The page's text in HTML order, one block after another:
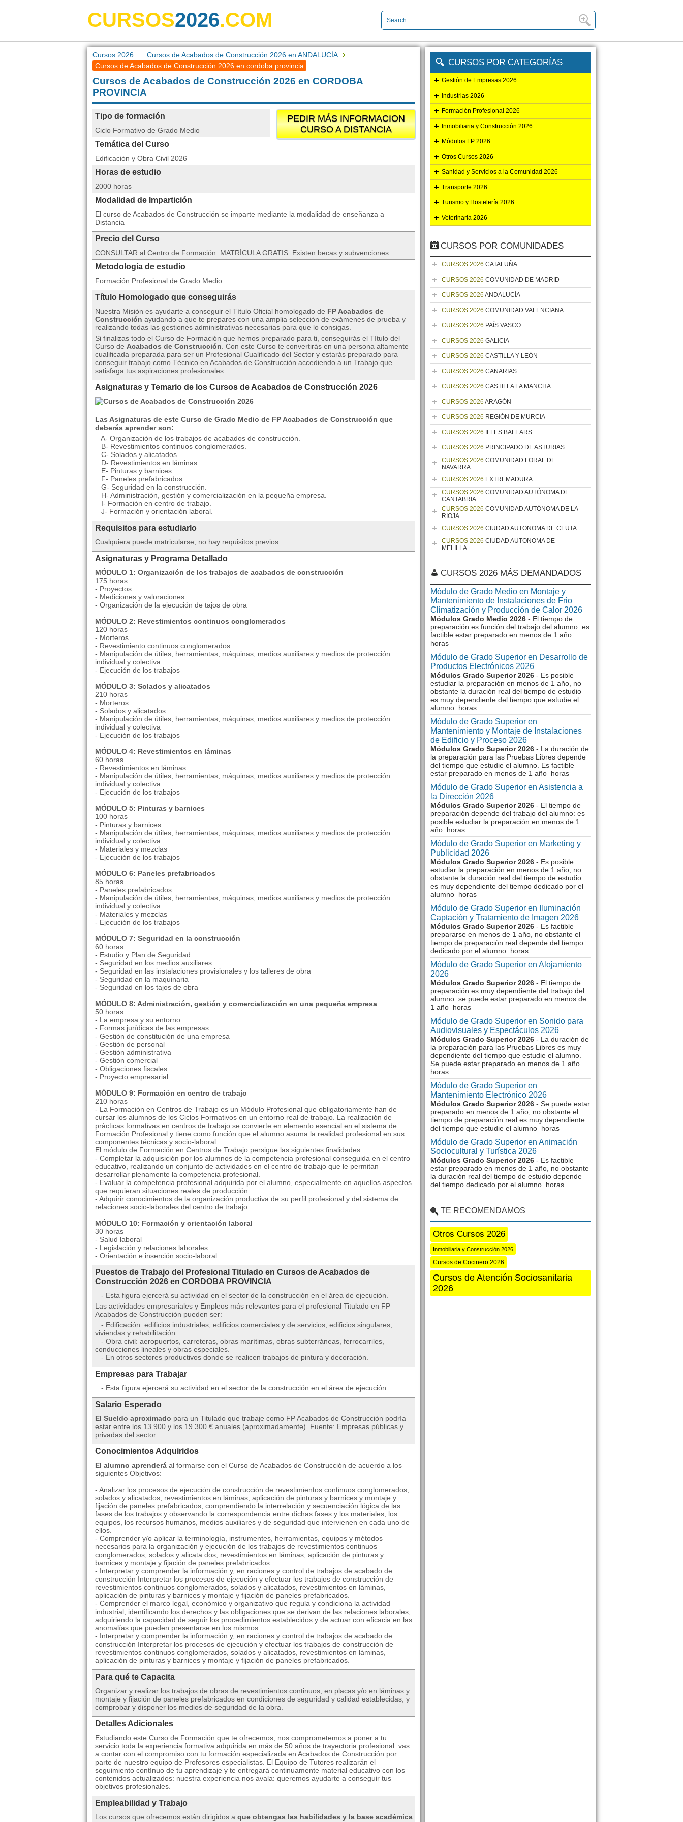
CURSOS2026.COM
Cursos 2026
Cursos de Acabados de Construcción 2026 en ANDALUCÍA
Cursos de Acabados de Construcción 2026 en cordoba provincia
Cursos de Acabados de Construcción 2026 en CORDOBA
PROVINCIA
PEDIR MÁS INFORMACION
CURSO A DISTANCIA
Tipo de formación
Ciclo Formativo de Grado Medio
Temática del Curso
Edificación y Obra Civil 2026
Horas de estudio
2000 horas
Modalidad de Impartición
El curso de Acabados de Construcción se imparte mediante la modalidad de enseñanza a
Distancia
Precio del Curso
CONSULTAR al Centro de Formación: MATRÍCULA GRATIS. Existen becas y subvenciones
Metodología de estudio
Formación Profesional de Grado Medio
Título Homologado que conseguirás
Nuestra Misión es ayudarte a conseguir el Título Oficial homologado de FP Acabados de
Construcción ayudando a que te prepares con una amplia selección de exámenes de prueba y
realizando todas las gestiones administrativas necesarias para que lo consigas.
Si finalizas todo el Curso de Formación que hemos preparado para ti, conseguirás el Título del
Curso de Acabados de Construcción . Con este Curso te convertirás en una persona altamente
cualificada preparada para ser un Profesional Cualificado del Sector y estarás preparado para
conseguir trabajo como Técnico en Acabados de Construcción accediendo a un Trabajo que
satisfaga tus aspiraciones profesionales.
Asignaturas y Temario de los Cursos de Acabados de Construcción 2026
Las Asignaturas de este Curso de Grado Medio de FP Acabados de Construcción que
deberás aprender son:
A- Organización de los trabajos de acabados de construcción.
B- Revestimientos continuos conglomerados.
C- Solados y alicatados.
D- Revestimientos en láminas.
E- Pinturas y barnices.
F- Paneles prefabricados.
G- Seguridad en la construcción.
H- Administración, gestión y comercialización en la pequeña empresa.
I- Formación en centro de trabajo.
J- Formación y orientación laboral.
Requisitos para estudiarlo
Cualquiera puede matricularse, no hay requisitos previos
Asignaturas y Programa Detallado
MÓDULO 1: Organización de los trabajos de acabados de construcción
175 horas
- Proyectos
- Mediciones y valoraciones
- Organización de la ejecución de tajos de obra
MÓDULO 2: Revestimientos continuos conglomerados
120 horas
- Morteros
- Revestimiento continuos conglomerados
- Manipulación de útiles, herramientas, máquinas, medios auxiliares y medios de protección
individual y colectiva
- Ejecución de los trabajos
MÓDULO 3: Solados y alicatados
210 horas
- Morteros
- Solados y alicatados
- Manipulación de útiles, herramientas, máquinas, medios auxiliares y medios de protección
individual y colectiva
- Ejecución de los trabajos
MÓDULO 4: Revestimientos en láminas
60 horas
- Revestimientos en láminas
- Manipulación de útiles, herramientas, máquinas, medios auxiliares y medios de protección
individual y colectiva
- Ejecución de los trabajos
MÓDULO 5: Pinturas y barnices
100 horas
- Pinturas y barnices
- Manipulación de útiles, herramientas, máquinas, medios auxiliares y medios de protección
individual y colectiva
- Materiales y mezclas
- Ejecución de los trabajos
MÓDULO 6: Paneles prefabricados
85 horas
- Paneles prefabricados
- Manipulación de útiles, herramientas, máquinas, medios auxiliares y medios de protección
individual y colectiva
- Materiales y mezclas
- Ejecución de los trabajos
MÓDULO 7: Seguridad en la construcción
60 horas
- Estudio y Plan de Seguridad
- Seguridad en los medios auxiliares
- Seguridad en las instalaciones provisionales y los talleres de obra
- Seguridad en la maquinaria
- Seguridad en los tajos de obra
MÓDULO 8: Administración, gestión y comercialización en una pequeña empresa
50 horas
- La empresa y su entorno
- Formas jurídicas de las empresas
- Gestión de constitución de una empresa
- Gestión de personal
- Gestión administrativa
- Gestión comercial
- Obligaciones fiscales
- Proyecto empresarial
MÓDULO 9: Formación en centro de trabajo
210 horas
- La Formación en Centros de Trabajo es un Módulo Profesional que obligatoriamente han de
cursar los alumnos de los Ciclos Formativos en un entorno real de trabajo. La realización de
prácticas formativas en centros de trabajo se convierte en elemento esencial en el sistema de
Formación Profesional y tiene como función que el alumno asuma la realidad profesional en sus
componentes técnicas y socio-laboral.
El módulo de Formación en Centros de Trabajo persigue las siguientes finalidades:
- Completar la adquisición por los alumnos de la competencia profesional conseguida en el centro
educativo, realizando un conjunto de actividades en el centro de trabajo que le permitan
desarrollar plenamente la competencia profesional.
- Evaluar la competencia profesional adquirida por el alumno, especialmente en aquellos aspectos
que requieran situaciones reales de producción.
- Adquirir conocimientos de la organización productiva de su perfil profesional y del sistema de
relaciones socio-laborales del centro de trabajo.
MÓDULO 10: Formación y orientación laboral
30 horas
- Salud laboral
- Legislación y relaciones laborales
- Orientación e inserción socio-laboral
Puestos de Trabajo del Profesional Titulado en Cursos de Acabados de
Construcción 2026 en CORDOBA PROVINCIA
- Esta figura ejercerá su actividad en el sector de la construcción en el área de ejecución.
Las actividades empresariales y Empleos más relevantes para el profesional Titulado en FP
Acabados de Construcción pueden ser:
- Edificación: edificios industriales, edificios comerciales y de servicios, edificios singulares,
viviendas y rehabilitación.
- Obra civil: aeropuertos, carreteras, obras marítimas, obras subterráneas, ferrocarriles,
conducciones lineales y obras especiales.
- En otros sectores productivos donde se realicen trabajos de pintura y decoración.
Empresas para Trabajar
- Esta figura ejercerá su actividad en el sector de la construcción en el área de ejecución.
Salario Esperado
El Sueldo aproximado para un Titulado que trabaje como FP Acabados de Construcción podría
estar entre los 13.900 y los 19.300 € anuales (aproximadamente). Fuente: Empresas públicas y
privadas del sector.
Conocimientos Adquiridos
El alumno aprenderá al formarse con el Curso de Acabados de Construcción de acuerdo a los
siguientes Objetivos:
- Analizar los procesos de ejecución de construcción de revestimientos continuos conglomerados,
solados y alicatados, revestimientos en láminas, aplicación de pinturas y barnices y montaje y
fijación de paneles prefabricados, comprendiendo la interrelación y secuenciación lógica de las
fases de los trabajos y observando la correspondencia entre dichas fases y los materiales, los
equipos, los recursos humanos, medios auxiliares y de seguridad que intervienen en cada uno de
ellos.
- Comprender y/o aplicar la terminología, instrumentes, herramientas, equipos y métodos
necesarios para la organización y ejecución de los trabajos de revestimientos continuos
conglomerados, solados y alicata dos, revestimientos en láminas, aplicación de pinturas y
barnices y montaje y fijación de paneles prefabricados.
- Interpretar y comprender la información y, en raciones y control de trabajos de acabado de
construcción Interpretar los procesos de ejecución y efectuar los trabajos de construcción de
revestimientos continuos conglomerados, solados y alicatados, revestimientos en láminas,
aplicación de pinturas y barnices y montaje y fijación de paneles prefabricados.
- Comprender el marco legal, económico y organizativo que regula y condiciona la actividad
industrial, identificando los derechos y las obligaciones que se derivan de las relaciones laborales,
adquiriendo la capacidad de seguir los procedimientos establecidos y de actuar con eficacia en las
anomalías que pueden presentarse en los mismos.
- Interpretar y comprender la información y, en raciones y control de trabajos de acabado de
construcción Interpretar los procesos de ejecución y efectuar los trabajos de construcción de
revestimientos continuos conglomerados, solados y alicatados, revestimientos en láminas,
aplicación de pinturas y barnices y montaje y fijación de paneles prefabricados.
Para qué te Capacita
Organizar y realizar los trabajos de obras de revestimientos continuos, en placas y/o en láminas y
montaje y fijación de paneles prefabricados en condiciones de seguridad y calidad establecidas, y
comprobar y disponer los medios de seguridad de la obra.
Detalles Adicionales
Estudiando este Curso de Formación que te ofrecemos, nos comprometemos a poner a tu
servicio toda la experiencia formativa adquirida en más de 50 años de trayectoria profesional: vas
a contar con el compromiso con tu formación especializada en Acabados de Construcción por
parte de nuestro equipo de Profesores especialistas. El Equipo de Tutores realizarán el
seguimiento contínuo de tu aprendizaje y te entregará continuamente material educativo con los
contenidos actualizados: nuestra experiencia nos avala: queremos ayudarte a conseguir tus
objetivos profesionales.
Empleabilidad y Trabajo
Los cursos que ofrecemos están dirigidos a que obtengas las habilidades y la base académica
CURSOS POR CATEGORÍAS
Gestión de Empresas 2026
Industrias 2026
Formación Profesional 2026
Inmobiliaria y Construcción 2026
Módulos FP 2026
Otros Cursos 2026
Sanidad y Servicios a la Comunidad 2026
Transporte 2026
Turismo y Hostelería 2026
Veterinaria 2026
CURSOS POR COMUNIDADES
CURSOS 2026 CATALUÑA
CURSOS 2026 COMUNIDAD DE MADRID
CURSOS 2026 ANDALUCÍA
CURSOS 2026 COMUNIDAD VALENCIANA
CURSOS 2026 PAÍS VASCO
CURSOS 2026 GALICIA
CURSOS 2026 CASTILLA Y LEÓN
CURSOS 2026 CANARIAS
CURSOS 2026 CASTILLA LA MANCHA
CURSOS 2026 ARAGÓN
CURSOS 2026 REGIÓN DE MURCIA
CURSOS 2026 ILLES BALEARS
CURSOS 2026 PRINCIPADO DE ASTURIAS
CURSOS 2026 COMUNIDAD FORAL DE
NAVARRA
CURSOS 2026 EXTREMADURA
CURSOS 2026 COMUNIDAD AUTÓNOMA DE
CANTABRIA
CURSOS 2026 COMUNIDAD AUTÓNOMA DE LA
RIOJA
CURSOS 2026 CIUDAD AUTONOMA DE CEUTA
CURSOS 2026 CIUDAD AUTONOMA DE
MELILLA
CURSOS 2026 MÁS DEMANDADOS
Módulo de Grado Medio en Montaje y
Mantenimiento de Instalaciones de Frio
Climatización y Producción de Calor 2026
Módulos Grado Medio 2026 - El tiempo de
preparación es función del trabajo del alumno: es
factible estar preparado en menos de 1 año
horas
Módulo de Grado Superior en Desarrollo de
Productos Electrónicos 2026
Módulos Grado Superior 2026 - Es posible
estudiar la preparación en menos de 1 año, no
obstante la duración real del tiempo de estudio
es muy dependiente del tiempo que estudie el
alumno horas
Módulo de Grado Superior en
Mantenimiento y Montaje de Instalaciones
de Edificio y Proceso 2026
Módulos Grado Superior 2026 - La duración de
la preparación para las Pruebas Libres depende
del tiempo que estudie el alumno. Es factible
estar preparado en menos de 1 año horas
Módulo de Grado Superior en Asistencia a
la Dirección 2026
Módulos Grado Superior 2026 - El tiempo de
preparación depende del trabajo del alumno: es
posible estudiar la preparación en menos de 1
año horas
Módulo de Grado Superior en Marketing y
Publicidad 2026
Módulos Grado Superior 2026 - Es posible
estudiar la preparación en menos de 1 año, no
obstante la duración real del tiempo de estudio
es muy dependiente del tiempo dedicado por el
alumno horas
Módulo de Grado Superior en Iluminación
Captación y Tratamiento de Imagen 2026
Módulos Grado Superior 2026 - Es factible
prepararse en menos de 1 año, no obstante el
tiempo de preparación real depende del tiempo
dedicado por el alumno horas
Módulo de Grado Superior en Alojamiento
2026
Módulos Grado Superior 2026 - El tiempo de
preparación es muy dependiente del trabajo del
alumno: se puede estar preparado en menos de
1 año horas
Módulo de Grado Superior en Sonido para
Audiovisuales y Espectáculos 2026
Módulos Grado Superior 2026 - La duración de
la preparación para las Pruebas Libres es muy
dependiente del tiempo que estudie el alumno.
Se puede estar preparado en menos de 1 año
horas
Módulo de Grado Superior en
Mantenimiento Electrónico 2026
Módulos Grado Superior 2026 - Se puede estar
preparado en menos de 1 año, no obstante el
tiempo de preparación real es muy dependiente
del tiempo que estudie el alumno horas
Módulo de Grado Superior en Animación
Sociocultural y Turística 2026
Módulos Grado Superior 2026 - Es factible
estar preparado en menos de 1 año, no obstante
la duración real del tiempo de estudio depende
del tiempo dedicado por el alumno horas
TE RECOMENDAMOS
Otros Cursos 2026
Inmobiliaria y Construcción 2026
Cursos de Cocinero 2026
Cursos de Atención Sociosanitaria
2026